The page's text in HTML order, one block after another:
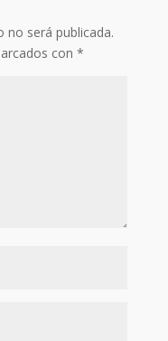
no será publicada.
con *